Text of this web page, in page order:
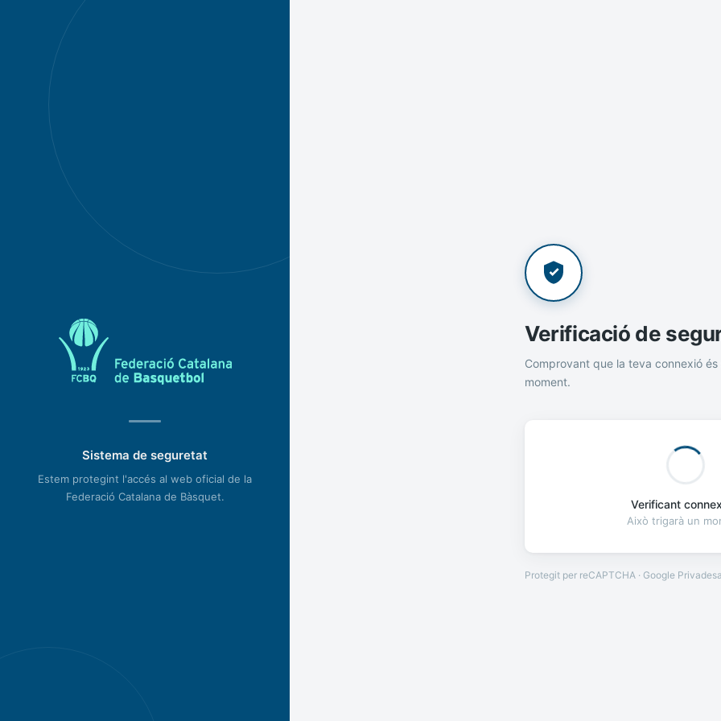
Sistema de seguretat
Estem protegint l'accés al web oficial de la
Federació Catalana de Bàsquet.
Verificació de
Comprovant que la teva connexió és
moment.
Verificant
Això trigarà un
Protegit per reCAPTCHA · Google Privadesa